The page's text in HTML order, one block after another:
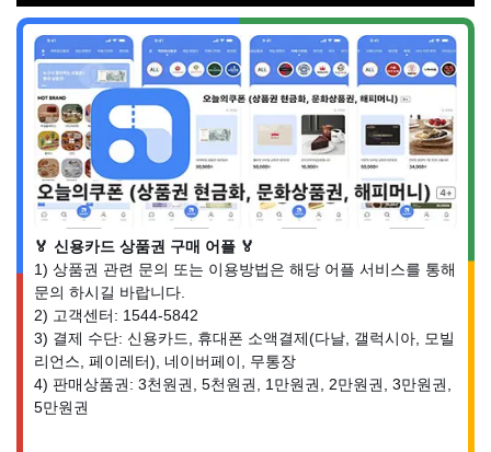
🏅 신용카드 상품권 구매 어플 🏅
1) 상품권 관련 문의 또는 이용방법은 해당 어플 서비스를 통해
문의 하시길 바랍니다.
2) 고객센터: 1544-5842
3) 결제 수단: 신용카드, 휴대폰 소액결제(다날, 갤럭시아, 모빌
리언스, 페이레터), 네이버페이, 무통장
4) 판매상품권: 3천원권, 5천원권, 1만원권, 2만원권, 3만원권,
5만원권